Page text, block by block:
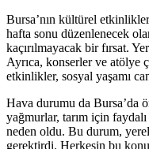
Bursa’nın kültürel
hafta sonu düzenlenecek
kaçırılmayacak bir fırsat.
Ayrıca, konserler ve atölye
etkinlikler, sosyal yaşamı
Hava durumu da Bursa’da
yağmurlar, tarım için faydalı
neden oldu. Bu durum,
gerektirdi. Herkesin bu